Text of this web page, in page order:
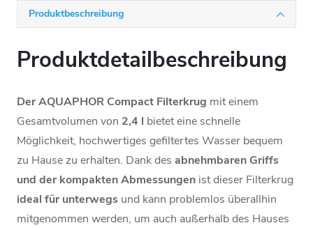
Produktbeschreibung
Produktdetailbeschreibung
Der AQUAPHOR Compact Filterkrug mit einem
Gesamtvolumen von 2,4 l bietet eine schnelle
Möglichkeit, hochwertiges gefiltertes Wasser bequem
zu Hause zu erhalten. Dank des abnehmbaren Griffs
und der kompakten Abmessungen ist dieser Filterkrug
ideal für unterwegs und kann problemlos überallhin
mitgenommen werden, um auch außerhalb des Hauses